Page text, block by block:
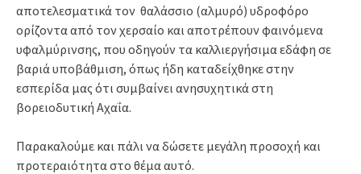
αποτελεσματικά τον θαλάσσιο (αλμυρό) υδροφόρο
ορίζοντα από τον χερσαίο και αποτρέπουν φαινόμενα
υφαλμύρινσης, που οδηγούν τα καλλιεργήσιμα εδάφη σε
βαριά υποβάθμιση, όπως ήδη καταδείχθηκε στην
εσπερίδα μας ότι συμβαίνει ανησυχητικά στη
βορειοδυτική Αχαΐα.
Παρακαλούμε και πάλι να δώσετε μεγάλη προσοχή και
προτεραιότητα στο θέμα αυτό.